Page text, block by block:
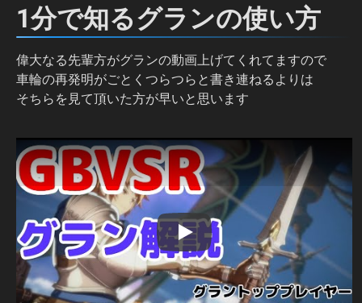
1分で知るグランの使い方
偉大なる先輩方がグランの動画上げてくれてますので
車輪の再発明がごとくつらつらと書き連ねるよりは
そちらを見て頂いた方が早いと思います
Play